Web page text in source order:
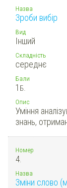
Назва
Зроби вибір
Вид
Інший
Складність
середнє
Бали
1 Б.
Опис
Уміння
знань,
Номер
4.
Назва
Зміни слово